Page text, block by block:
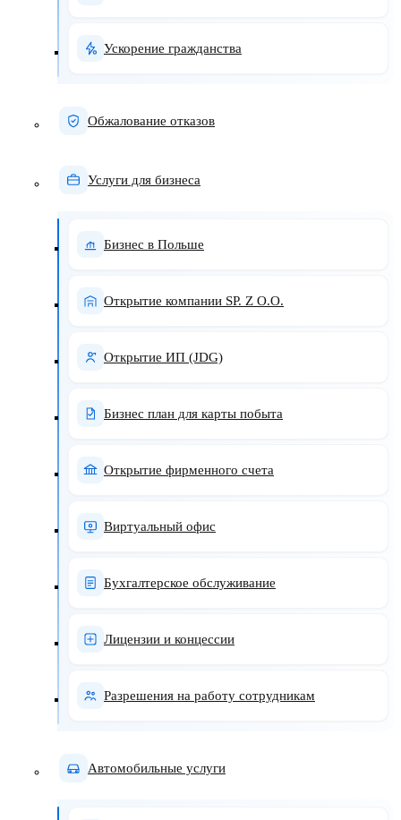
Ускорение гражданства
Обжалование отказов
Услуги для бизнеса
Бизнес в Польше
Открытие компании SP. Z O.O.
Открытие ИП (JDG)
Бизнес план для карты побыта
Открытие фирменного счета
Виртуальный офис
Бухгалтерское обслуживание
Лицензии и концессии
Разрешения на работу сотрудникам
Автомобильные услуги